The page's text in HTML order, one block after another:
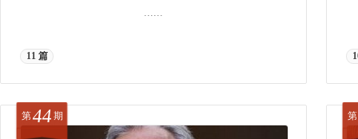
......
11 篇
第44 期 第